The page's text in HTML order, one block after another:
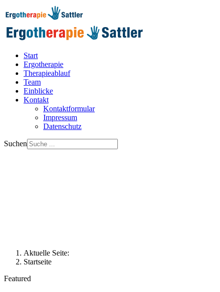
Start
Ergotherapie
Therapieablauf
Team
Einblicke
Kontakt
Kontaktformular
Impressum
Datenschutz
Suchen
Aktuelle Seite:
Startseite
Featured